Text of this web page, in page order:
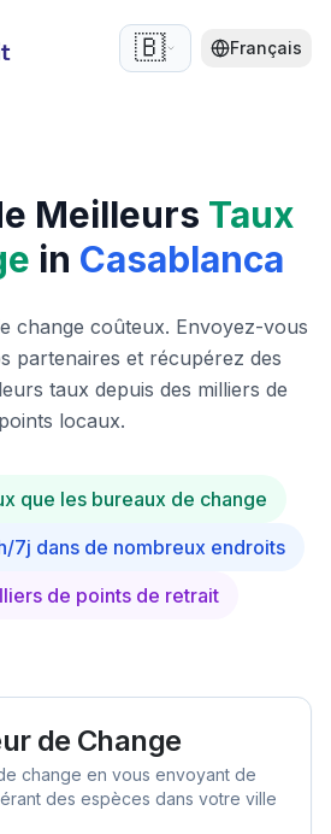
🇧🇪 Français
Meilleurs Taux
in Casablanca
change coûteux. Envoyez-vous
partenaires et récupérez des
taux depuis des milliers de
points locaux.
que les bureaux de change
7j dans de nombreux endroits
de points de retrait
de Change
change en vous envoyant de
des espèces dans votre ville